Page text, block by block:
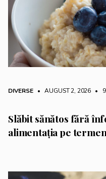
DIVERSE • AUGUST 2, 2026 •
Slăbit sănătos fără
alimentația pe